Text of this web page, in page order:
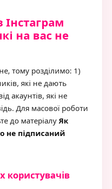
на вас не
тому розділимо: 1)
які не дають
акаунтів, які не
Для масової роботи
до матеріалу Як
не підписаний
користувачів